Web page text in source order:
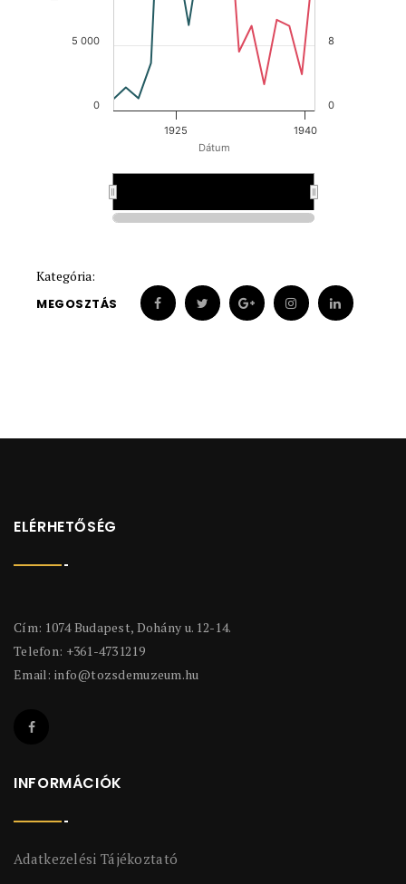
Dátum
1925 1940
0
5 000
0
8
Kategória:
MEGOSZTÁS
ELÉRHETŐSÉG
Cím: 1074 Budapest, Dohány u. 12-14.
Telefon: +361-4731219
Email: info@tozsdemuzeum.hu
INFORMÁCIÓK
Adatkezelési Tájékoztató